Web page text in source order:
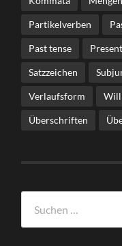
Partikelverben
Past tense
Satzzeichen
Verlaufsform
Überschriften
nach: